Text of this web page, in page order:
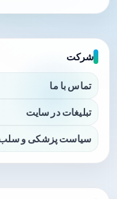
شرکت
تماس با ما
تبلیغات در سایت
سیاست پزشکی و